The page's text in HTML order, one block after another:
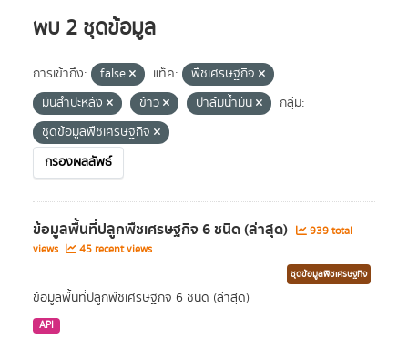
พบ 2 ชุดข้อมูล
การเข้าถึง: false แท็ค:
พืชเศรษฐกิจ
มันสำปะหลัง
ข้าว ปาล์มน้ำมัน
กลุ่ม:
ชุดข้อมูลพืชเศรษฐกิจ
กรองผลลัพธ์
ข้อมูลพื้นที่ปลูกพืชเศรษฐกิจ 6 ชนิด (ล่าสุด)
939 total
views
45 recent views
ชุดข้อมูลพืชเศรษฐกิจ
ข้อมูลพื้นที่ปลูกพืชเศรษฐกิจ 6 ชนิด (ล่าสุด)
API